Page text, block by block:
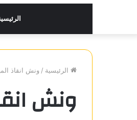
الرئيسية / ونش انقاذ
ونش